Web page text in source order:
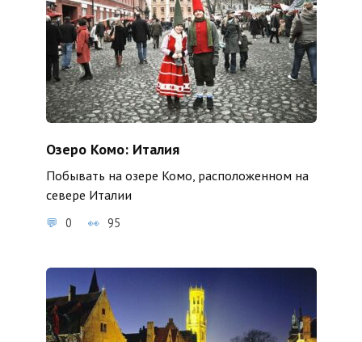
Озеро Комо: Италия
Побывать на озере Комо, расположенном на
севере Италии
0 95